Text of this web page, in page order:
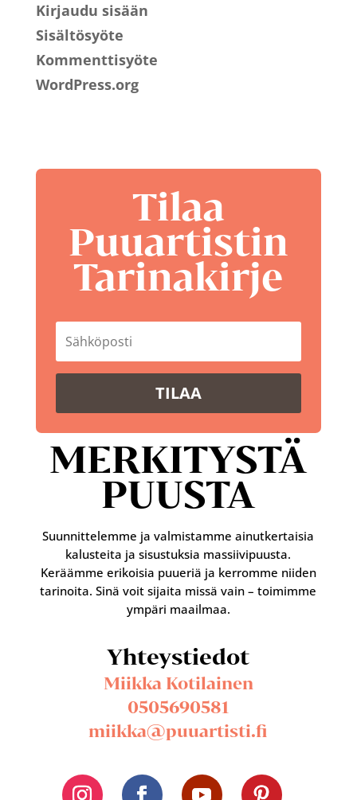
Kirjaudu sisään
Sisältösyöte
Kommenttisyöte
WordPress.org
Tilaa
Puuartistin
Tarinakirje
TILAA
MERKITYSTÄ
PUUSTA
Suunnittelemme ja valmistamme ainutkertaisia
kalusteita ja sisustuksia massiivipuusta.
Keräämme erikoisia puueriä ja kerromme niiden
tarinoita. Sinä voit sijaita missä vain – toimimme
ympäri maailmaa.
Yhteystiedot
Miikka Kotilainen
0505690581
miikka@puuartisti.fi